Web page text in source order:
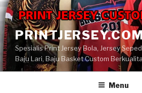
Skip
to
contentPRINTJERSEY.COM
Spesialis Print Jersey Bola, Jersey
Baju Lari, Baju Basket Custom
Menu